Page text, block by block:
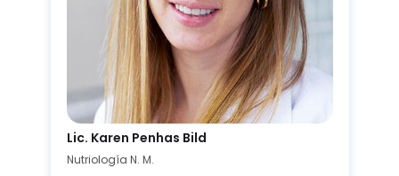
Lic. Karen Penhas Bild
Nutriología N. M.